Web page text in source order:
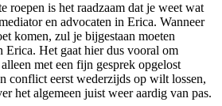
roepen is het raadzaam dat je weet wat
en advocaten in Erica. Wanneer
komen, zul je bijgestaan moeten
Erica. Het gaat hier dus vooral om
met een fijn gesprek opgelost
conflict eerst wederzijds op wilt lossen,
het algemeen juist weer aardig van pas.